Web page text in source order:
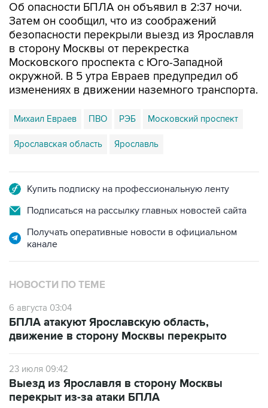
Об опасности БПЛА он объявил в 2:37 ночи.
Затем он сообщил, что из соображений
безопасности перекрыли выезд из Ярославля
в сторону Москвы от перекрестка
Московского проспекта с Юго-Западной
окружной. В 5 утра Евраев предупредил об
изменениях в движении наземного транспорта.
Михаил Евраев ПВО РЭБ Московский проспект
Ярославская область Ярославль
Купить подписку на профессиональную ленту
Подписаться на рассылку главных новостей сайта
Получать оперативные новости в официальном
канале
НОВОСТИ ПО ТЕМЕ
6 августа 03:04
БПЛА атакуют Ярославскую область,
движение в сторону Москвы перекрыто
23 июля 09:42
Выезд из Ярославля в сторону Москвы
перекрыт из-за атаки БПЛА